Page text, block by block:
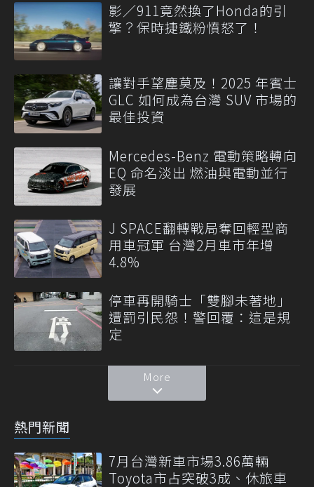
影／911竟然換了Honda的引
擎？保時捷鐵粉憤怒了！
讓對手望塵莫及！2025 年賓士
GLC 如何成為台灣 SUV 市場的
最佳投資
Mercedes-Benz 電動策略轉向
EQ 命名淡出 燃油與電動並行
發展
J SPACE翻轉戰局奪回輕型商
用車冠軍 台灣2月車市年增
4.8%
停車再開騎士「雙腳未著地」
遭罰引民怨！警回覆：這是規
定
More
熱門新聞
7月台灣新車市場3.86萬輛
Toyota市占突破3成、休旅車